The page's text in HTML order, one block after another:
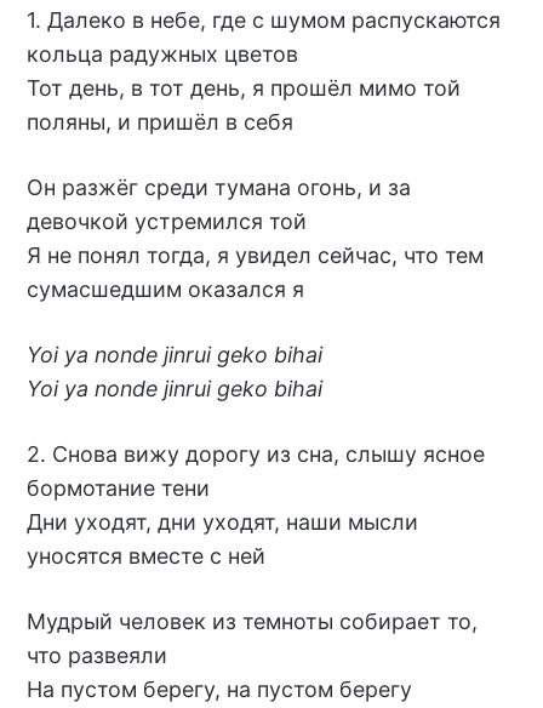
1. Далеко в небе, где с шумом распускаются
кольца радужных цветов
Тот день, в тот день, я прошёл мимо той
поляны, и пришёл в себя
Он разжёг среди тумана огонь, и за
девочкой устремился той
Я не понял тогда, я увидел сейчас, что тем
сумасшедшим оказался я
Yoi ya nonde jinrui geko bihai
Yoi ya nonde jinrui geko bihai
2. Снова вижу дорогу из сна, слышу ясное
бормотание тени
Дни уходят, дни уходят, наши мысли
уносятся вместе с ней
Мудрый человек из темноты собирает то,
что развеяли
На пустом берегу, на пустом берегу